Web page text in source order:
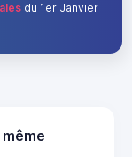
du 1er Janvier